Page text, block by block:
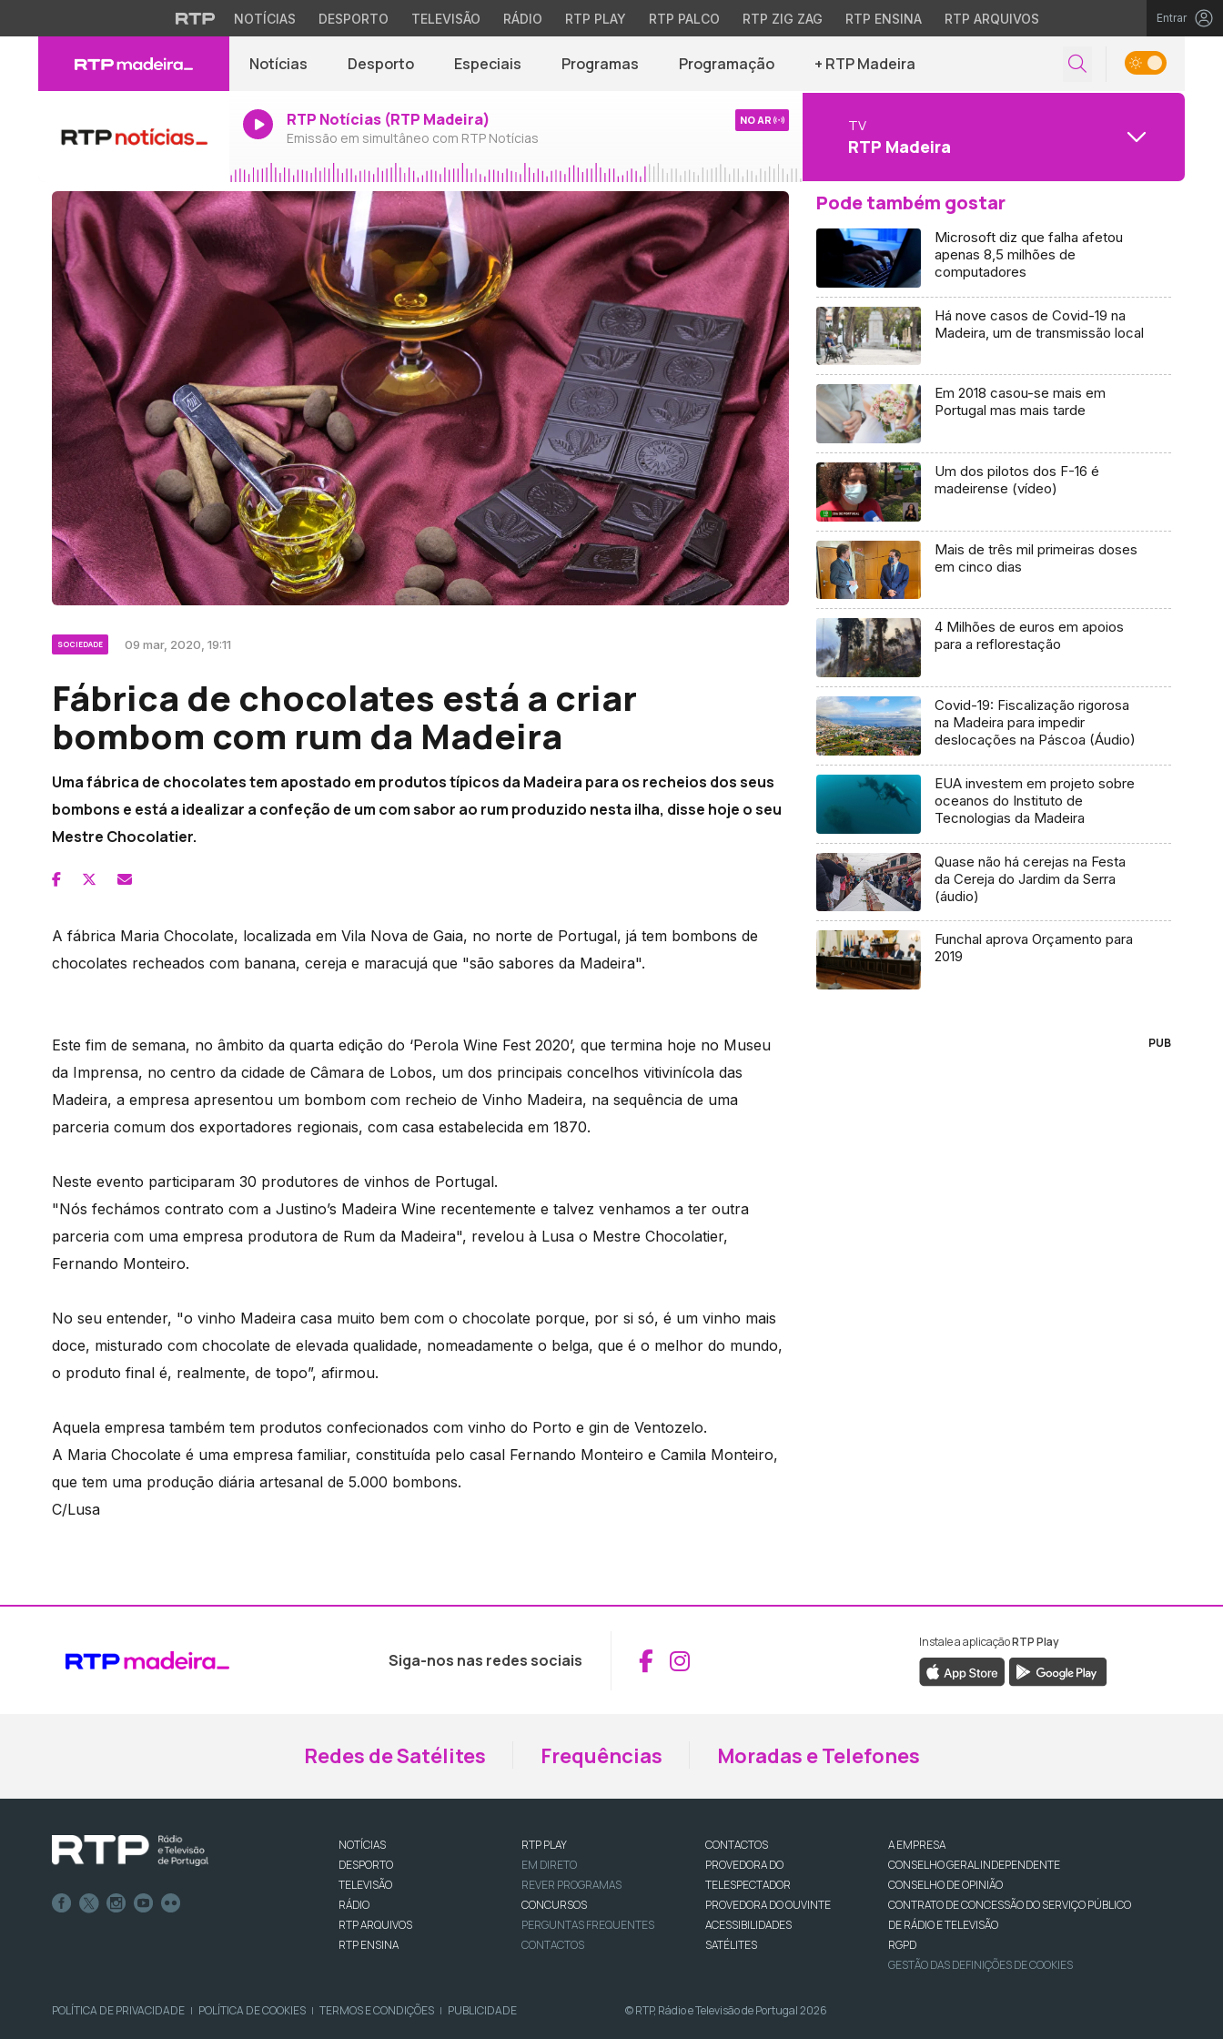
NOTÍCIAS DESPORTO TELEVISÃO RÁDIO RTP PLAY RTP PALCO RTP ZIG ZAG RTP ENSINA RTP ARQUIVOS Entrar
Notícias Desporto Especiais Programas Programação + RTP Madeira
RTP Notícias (RTP Madeira)
Emissão em simultâneo com RTP Notícias
NO AR TV
RTP Madeira
SOCIEDADE 09 mar, 2020, 19:11
Fábrica de chocolates está a criar
bombom com rum da Madeira
Uma fábrica de chocolates tem apostado em produtos típicos da Madeira para os recheios dos seus
bombons e está a idealizar a confeção de um com sabor ao rum produzido nesta ilha, disse hoje o seu
Mestre Chocolatier.
A fábrica Maria Chocolate, localizada em Vila Nova de Gaia, no norte de Portugal, já tem bombons de
chocolates recheados com banana, cereja e maracujá que "são sabores da Madeira".
Este fim de semana, no âmbito da quarta edição do ‘Perola Wine Fest 2020’, que termina hoje no Museu
da Imprensa, no centro da cidade de Câmara de Lobos, um dos principais concelhos vitivinícola das
Madeira, a empresa apresentou um bombom com recheio de Vinho Madeira, na sequência de uma
parceria comum dos exportadores regionais, com casa estabelecida em 1870.
Neste evento participaram 30 produtores de vinhos de Portugal.
"Nós fechámos contrato com a Justino’s Madeira Wine recentemente e talvez venhamos a ter outra
parceria com uma empresa produtora de Rum da Madeira", revelou à Lusa o Mestre Chocolatier,
Fernando Monteiro.
No seu entender, "o vinho Madeira casa muito bem com o chocolate porque, por si só, é um vinho mais
doce, misturado com chocolate de elevada qualidade, nomeadamente o belga, que é o melhor do mundo,
o produto final é, realmente, de topo”, afirmou.
Aquela empresa também tem produtos confecionados com vinho do Porto e gin de Ventozelo.
A Maria Chocolate é uma empresa familiar, constituída pelo casal Fernando Monteiro e Camila Monteiro,
que tem uma produção diária artesanal de 5.000 bombons.
C/Lusa
Pode também gostar
Microsoft diz que falha afetou
apenas 8,5 milhões de
computadores
Há nove casos de Covid-19 na
Madeira, um de transmissão local
Em 2018 casou-se mais em
Portugal mas mais tarde
Um dos pilotos dos F-16 é
madeirense (vídeo)
Mais de três mil primeiras doses
em cinco dias
4 Milhões de euros em apoios
para a reflorestação
Covid-19: Fiscalização rigorosa
na Madeira para impedir
deslocações na Páscoa (Áudio)
EUA investem em projeto sobre
oceanos do Instituto de
Tecnologias da Madeira
Quase não há cerejas na Festa
da Cereja do Jardim da Serra
(áudio)
Funchal aprova Orçamento para
2019
PUB
Siga-nos nas redes sociais Aceder ao Facebook da RTP Madeira
Aceder ao Instagram da RTP Madeira
Instale a aplicaçãoRTP Play
Redes de Satélites Frequências Moradas e Telefones
NOTÍCIAS
DESPORTO
TELEVISÃO
RÁDIO
RTP ARQUIVOS
RTP ENSINA
RTP PLAY
EM DIRETO
REVER PROGRAMAS
CONCURSOS
PERGUNTAS FREQUENTES
CONTACTOS
CONTACTOS
PROVEDORA DO
TELESPECTADOR
PROVEDORA DO OUVINTE
ACESSIBILIDADES
SATÉLITES
A EMPRESA
CONSELHO GERAL INDEPENDENTE
CONSELHO DE OPINIÃO
CONTRATO DE CONCESSÃO DO SERVIÇO PÚBLICO
DE RÁDIO E TELEVISÃO
RGPD
GESTÃO DAS DEFINIÇÕES DE COOKIES
POLÍTICA DE PRIVACIDADE | POLÍTICA DE COOKIES | TERMOS E CONDIÇÕES | PUBLICIDADE © RTP, Rádio e Televisão de Portugal 2026